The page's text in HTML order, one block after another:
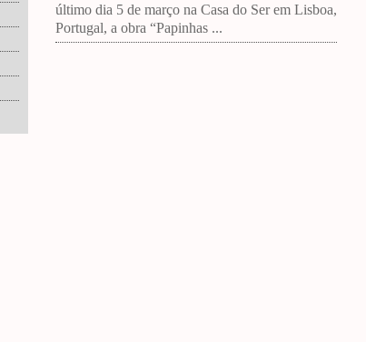
último dia 5 de março na Casa do Ser em Lisboa,
Portugal, a obra “Papinhas ...